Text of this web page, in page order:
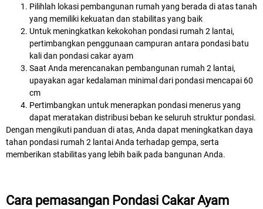
Pilihlah lokasi pembangunan rumah yang berada di atas tanah
yang memiliki kekuatan dan stabilitas yang baik
Untuk meningkatkan kekokohan pondasi rumah 2 lantai,
pertimbangkan penggunaan campuran antara pondasi batu
kali dan pondasi cakar ayam
Saat Anda merencanakan pembangunan rumah 2 lantai,
upayakan agar kedalaman minimal dari pondasi mencapai 60
cm
Pertimbangkan untuk menerapkan pondasi menerus yang
dapat meratakan distribusi beban ke seluruh struktur pondasi.
Dengan mengikuti panduan di atas, Anda dapat meningkatkan daya
tahan pondasi rumah 2 lantai Anda terhadap gempa, serta
memberikan stabilitas yang lebih baik pada bangunan Anda.
Cara pemasangan Pondasi Cakar Ayam